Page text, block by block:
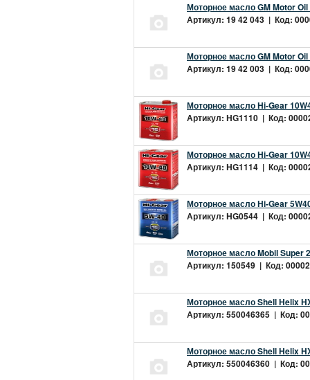
Моторное масло GM Motor Oil
Артикул: 19 42 043 | Код:
Моторное масло GM Motor
Артикул: 19 42 003 | Код:
Моторное масло Hi-Gear
Артикул: HG1110 | Код:
Моторное масло Hi-Gear
Артикул: HG1114 | Код:
Моторное масло Hi-Gear
Артикул: HG0544 | Код:
Моторное масло Mobil Super
Артикул: 150549 | Код:
Моторное масло Shell Helix
Артикул: 550046365 | Код:
Моторное масло Shell Helix
Артикул: 550046360 | Код: